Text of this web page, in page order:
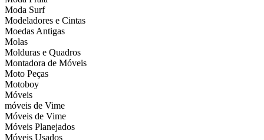
Moda Surf
Modeladores e Cintas
Moedas Antigas
Molas
Molduras e Quadros
Montadora de Móveis
Moto Peças
Motoboy
Móveis
móveis de Vime
Móveis de Vime
Móveis Planejados
Móveis Usados